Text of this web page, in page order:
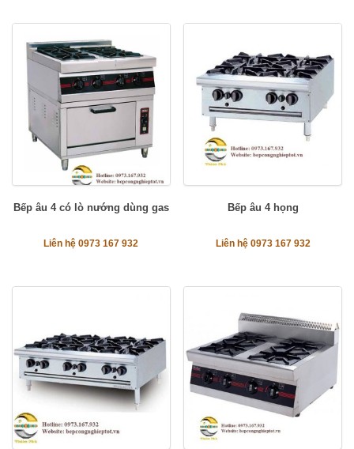
Bếp âu 4 có lò nướng dùng gas
Liên hệ 0973 167 932
Bếp âu 4 họng
Liên hệ 0973 167 932